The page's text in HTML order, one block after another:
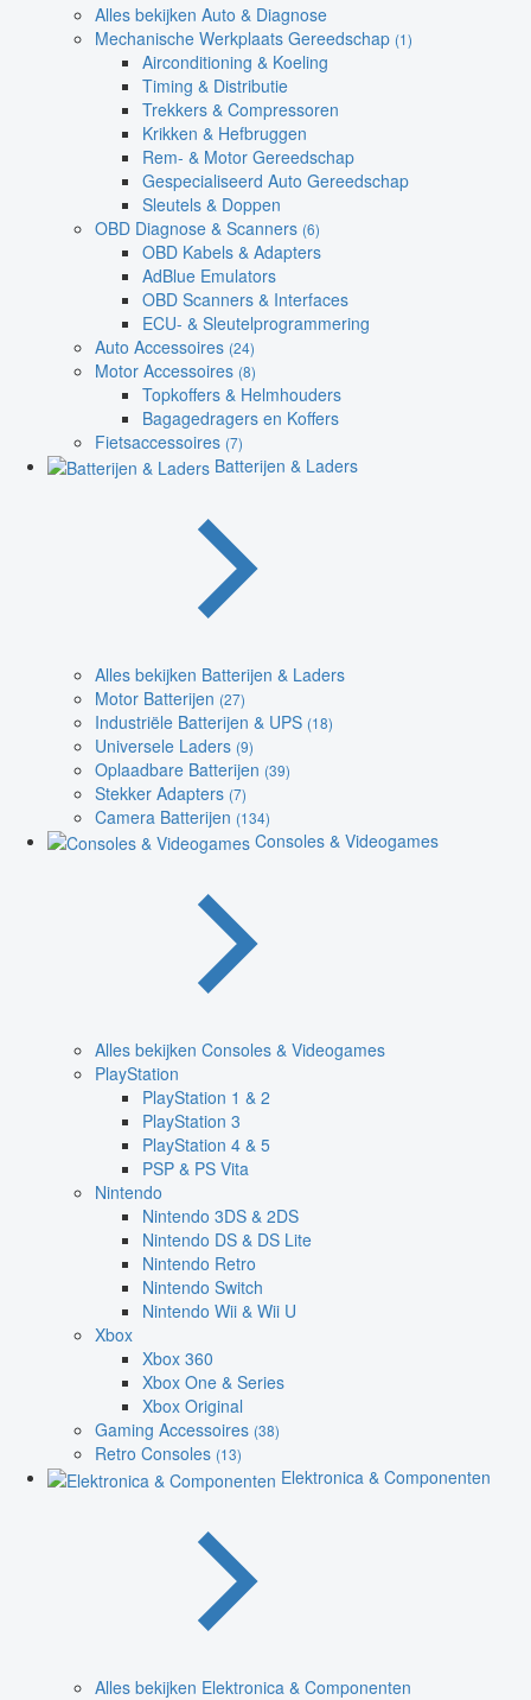
Alles bekijken Auto & Diagnose
Mechanische Werkplaats Gereedschap (1)
Airconditioning & Koeling
Timing & Distributie
Trekkers & Compressoren
Krikken & Hefbruggen
Rem- & Motor Gereedschap
Gespecialiseerd Auto Gereedschap
Sleutels & Doppen
OBD Diagnose & Scanners (6)
OBD Kabels & Adapters
AdBlue Emulators
OBD Scanners & Interfaces
ECU- & Sleutelprogrammering
Auto Accessoires (24)
Motor Accessoires (8)
Topkoffers & Helmhouders
Bagagedragers en Koffers
Fietsaccessoires (7)
Batterijen & Laders
Alles bekijken Batterijen & Laders
Motor Batterijen (27)
Industriële Batterijen & UPS (18)
Universele Laders (9)
Oplaadbare Batterijen (39)
Stekker Adapters (7)
Camera Batterijen (134)
Consoles & Videogames
Alles bekijken Consoles & Videogames
PlayStation
PlayStation 1 & 2
PlayStation 3
PlayStation 4 & 5
PSP & PS Vita
Nintendo
Nintendo 3DS & 2DS
Nintendo DS & DS Lite
Nintendo Retro
Nintendo Switch
Nintendo Wii & Wii U
Xbox
Xbox 360
Xbox One & Series
Xbox Original
Gaming Accessoires (38)
Retro Consoles (13)
Elektronica & Componenten
Alles bekijken Elektronica & Componenten